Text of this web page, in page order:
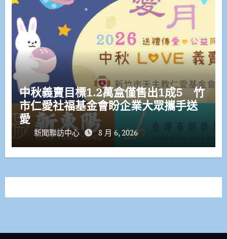
中秋義賣目標1.2萬盒僅售出1成5 竹
市仁愛社福基金會盼企業大眾攜手送
愛
新聞聯訪中心 8 月 6, 2026